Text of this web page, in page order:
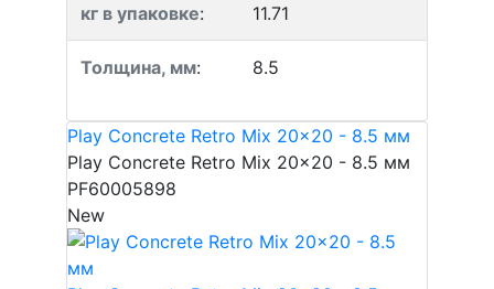
кг в упаковке: 11.71
Толщина, мм: 8.5
Play Concrete Retro Mix 20x20 - 8.5 мм
Play Concrete Retro Mix 20x20 - 8.5 мм
PF60005898
New